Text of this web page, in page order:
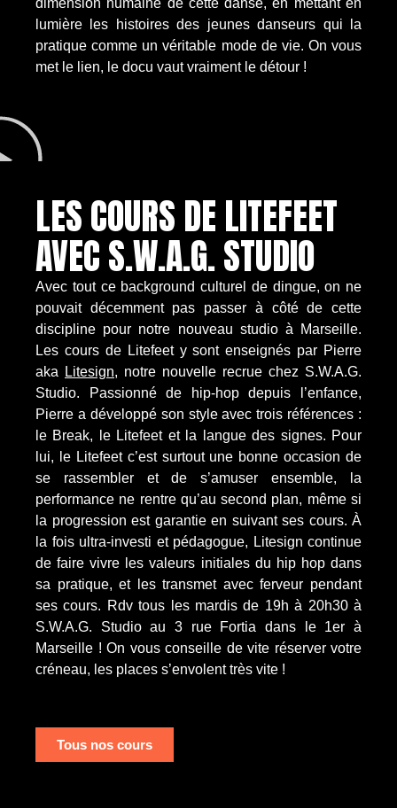
lumière les histoires des jeunes danseurs qui la
pratique comme un véritable mode de vie. On vous
met le lien, le docu vaut vraiment le détour !
LES COURS DE LITEFEET
AVEC S.W.A.G. STUDIO
Avec tout ce background culturel de dingue, on ne
pouvait décemment pas passer à côté de cette
discipline pour notre nouveau studio à Marseille.
Les cours de Litefeet y sont enseignés par Pierre
aka
Litesign, notre nouvelle recrue chez S.W.A.G.
Studio. Passionné de hip-hop depuis l’enfance,
Pierre a développé son style avec trois références :
le Break, le Litefeet et la langue des signes. Pour
lui, le Litefeet c’est surtout une bonne occasion de
se rassembler et de s’amuser ensemble, la
performance ne rentre qu’au second plan, même si
la progression est garantie en suivant ses cours. À
la fois ultra-investi et pédagogue, Litesign continue
de faire vivre les valeurs initiales du hip hop dans
sa pratique, et les transmet avec ferveur pendant
ses cours. Rdv tous les mardis de 19h à 20h30 à
S.W.A.G. Studio au 3 rue Fortia dans le 1er à
Marseille ! On vous conseille de vite réserver votre
créneau, les places s’envolent très vite !
Tous nos cours